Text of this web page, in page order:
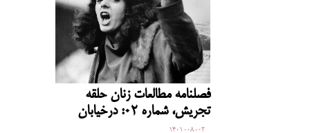
فصلنامه مطالعات زنان حلقه
تجریش، شماره 02: درخیابان
1401-08-02